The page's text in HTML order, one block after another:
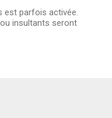
parfois activée.
insultants seront